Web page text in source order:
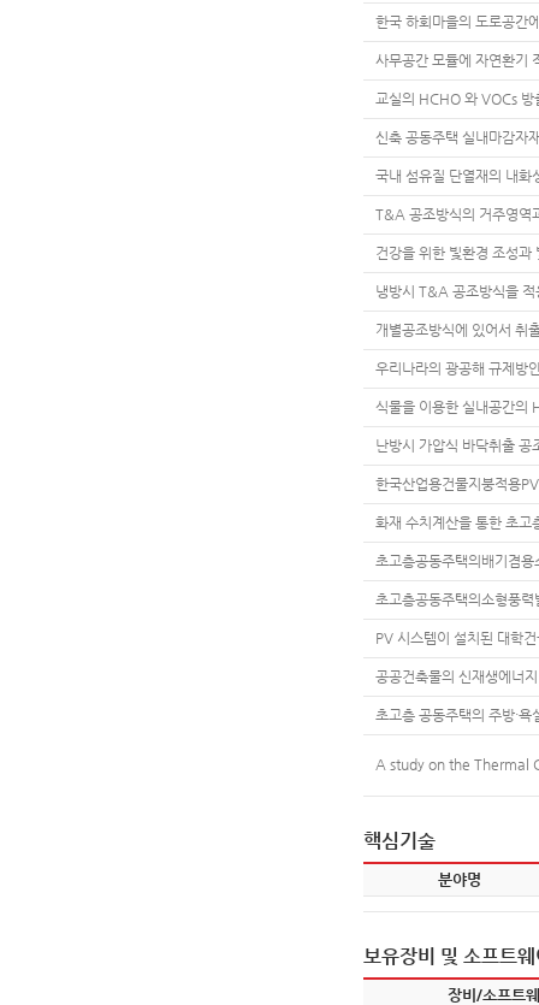
한국 하회마을의 도로공간
사무공간 모듈에 자연환기
교실의 HCHO 와 VOCs 방
신축 공동주택 실내마감자
국내 섬유질 단열재의 내화
T&A 공조방식의 거주영역
건강을 위한 빛환경 조성과
냉방시 T&A 공조방식을
개별공조방식에 있어서 취
우리나라의 광공해 규제방
식물을 이용한 실내공간의
난방시 가압식 바닥취출 공
한국산업용건물지붕적용
화재 수치계산을 통한 초고
초고층공동주택의배기겸
초고층공동주택의소형풍
PV 시스템이 설치된 대학
공공건축물의 신재생에너
초고층 공동주택의 주방·
A study on the Thermal
핵심기술
분야명
보유장비 및 소프트
장비/소프트